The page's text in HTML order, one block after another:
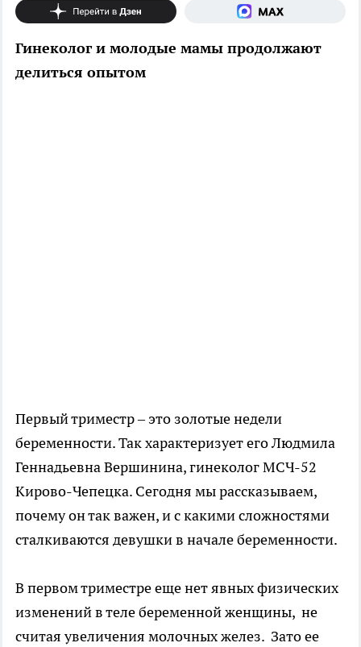
Гинеколог и молодые мамы продолжают
делиться опытом
Первый триместр – это золотые недели
беременности. Так характеризует его Людмила
Геннадьевна Вершинина, гинеколог МСЧ-52
Кирово-Чепецка. Сегодня мы рассказываем,
почему он так важен, и с какими сложностями
сталкиваются девушки в начале беременности.
В первом триместре еще нет явных физических
изменений в теле беременной женщины, не
считая увеличения молочных желез. Зато ее